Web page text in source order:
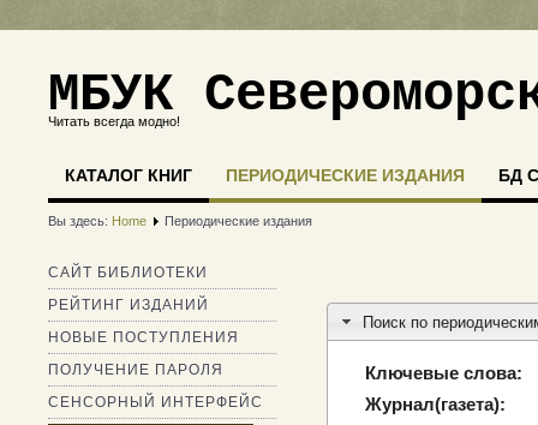
МБУК
Читать всегда модно!
КАТАЛОГ КНИГ ПЕРИОДИЧЕСКИЕ ИЗДАНИЯ БД
Вы здесь: Home Периодические издания
САЙТ БИБЛИОТЕКИ
РЕЙТИНГ ИЗДАНИЙ
НОВЫЕ ПОСТУПЛЕНИЯ
ПОЛУЧЕНИЕ ПАРОЛЯ
СЕНСОРНЫЙ ИНТЕРФЕЙС
Поиск по
Ключевые слова:
Журнал(газета):